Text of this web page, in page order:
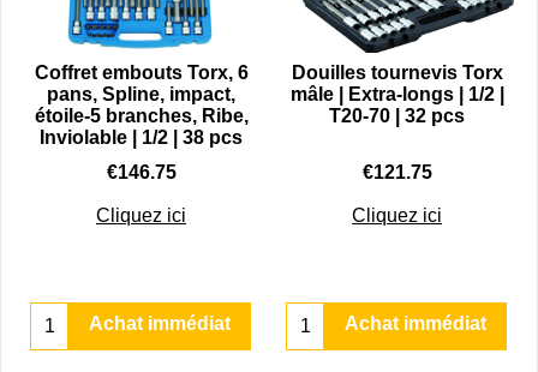
Coffret embouts Torx, 6
pans, Spline, impact,
étoile-5 branches, Ribe,
Inviolable | 1/2 | 38 pcs
€146.75
Cliquez ici
Achat immédiat
Douilles tournevis Torx
mâle | Extra-longs | 1/2 |
T20-70 | 32 pcs
€121.75
Cliquez ici
Achat immédiat